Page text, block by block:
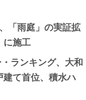
「雨庭」の実証拡
に施工
ランキング、大和
て首位、積水ハ